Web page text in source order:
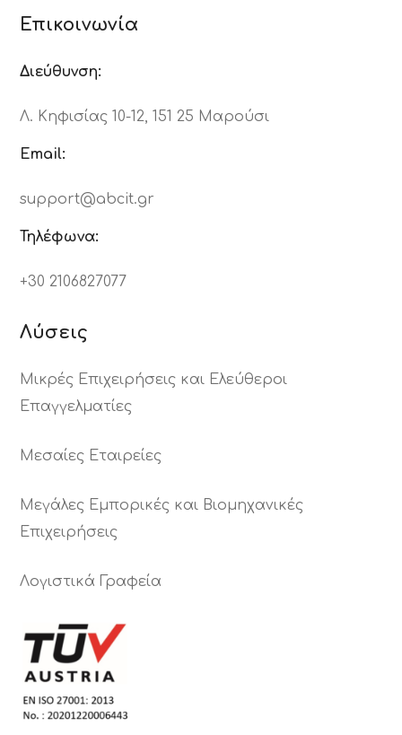
Επικοινωνία
Διεύθυνση:
Λ. Κηφισίας 10-12, 151 25 Μαρούσι
Email:
support@abcit.gr
Τηλέφωνα:
+30 2106827077
Λύσεις
Μικρές Επιχειρήσεις και Ελεύθεροι
Επαγγελματίες
Μεσαίες Εταιρείες
Μεγάλες Εμπορικές και Βιομηχανικές
Επιχειρήσεις
Λογιστικά Γραφεία